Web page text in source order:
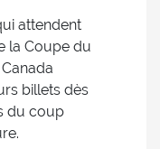
attendent
la Coupe du
billets dès
du coup